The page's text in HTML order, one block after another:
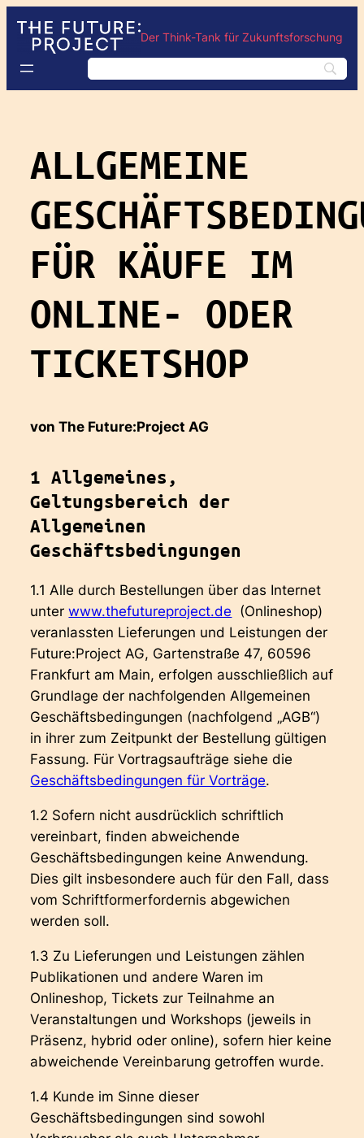
Der Think-Tank für Zukunftsforschung
ALLGEMEINE
FÜR KÄUFE IM
ONLINE- ODER
TICKETSHOP
von The Future:Project AG
1 Allgemeines,
Geltungsbereich der
Allgemeinen
Geschäftsbedingungen
1.1 Alle durch Bestellungen über das Internet
unterwww.thefutureproject.de (Onlineshop)
veranlassten Lieferungen und Leistungen der
Future:Project AG, Gartenstraße 47, 60596
Frankfurt am Main, erfolgen ausschließlich auf
Grundlage der nachfolgenden Allgemeinen
Geschäftsbedingungen (nachfolgend „AGB“)
in ihrer zum Zeitpunkt der Bestellung gültigen
Fassung. Für Vortragsaufträge siehe die
Geschäftsbedingungen für Vorträge.
1.2 Sofern nicht ausdrücklich schriftlich
vereinbart, finden abweichende
Geschäftsbedingungen keine Anwendung.
Dies gilt insbesondere auch für den Fall, dass
vom Schriftformerfordernis abgewichen
werden soll.
1.3 Zu Lieferungen und Leistungen zählen
Publikationen und andere Waren im
Onlineshop, Tickets zur Teilnahme an
Veranstaltungen und Workshops (jeweils in
Präsenz, hybrid oder online), sofern hier keine
abweichende Vereinbarung getroffen wurde.
1.4 Kunde im Sinne dieser
Geschäftsbedingungen sind sowohl